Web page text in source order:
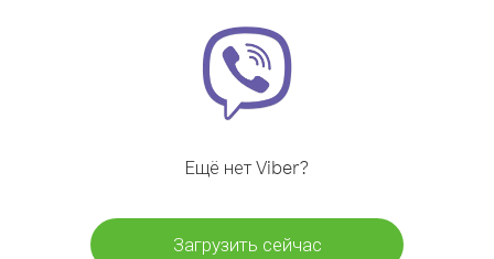
Ещё нет Viber?
Загрузить сейчас